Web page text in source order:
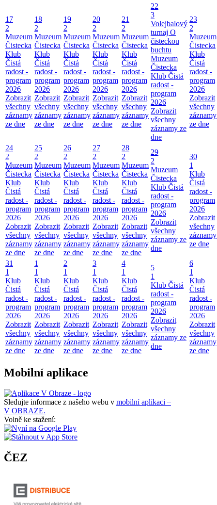
17
2
Muzeum
Čistecka
Klub
Čistá
radost -
program
2026
Zobrazit
všechny
záznamy
ze dne
18
2
Muzeum
Čistecka
Klub
Čistá
radost -
program
2026
Zobrazit
všechny
záznamy
ze dne
19
2
Muzeum
Čistecka
Klub
Čistá
radost -
program
2026
Zobrazit
všechny
záznamy
ze dne
20
2
Muzeum
Čistecka
Klub
Čistá
radost -
program
2026
Zobrazit
všechny
záznamy
ze dne
21
2
Muzeum
Čistecka
Klub
Čistá
radost -
program
2026
Zobrazit
všechny
záznamy
ze dne
22
3
Volejbalový
turnaj O
čisteckou
buchtu
Muzeum
Čistecka
Klub Čistá
radost -
program
2026
Zobrazit
všechny
záznamy ze
dne
23
2
Muzeum
Čistecka
Klub
Čistá
radost -
program
2026
Zobrazit
všechny
záznamy
ze dne
24
2
Muzeum
Čistecka
Klub
Čistá
radost -
program
2026
Zobrazit
všechny
záznamy
ze dne
25
2
Muzeum
Čistecka
Klub
Čistá
radost -
program
2026
Zobrazit
všechny
záznamy
ze dne
26
2
Muzeum
Čistecka
Klub
Čistá
radost -
program
2026
Zobrazit
všechny
záznamy
ze dne
27
2
Muzeum
Čistecka
Klub
Čistá
radost -
program
2026
Zobrazit
všechny
záznamy
ze dne
28
2
Muzeum
Čistecka
Klub
Čistá
radost -
program
2026
Zobrazit
všechny
záznamy
ze dne
29
2
Muzeum
Čistecka
Klub Čistá
radost -
program
2026
Zobrazit
všechny
záznamy ze
dne
30
1
Klub
Čistá
radost -
program
2026
Zobrazit
všechny
záznamy
ze dne
31
1
Klub
Čistá
radost -
program
2026
Zobrazit
všechny
záznamy
ze dne
1
1
Klub
Čistá
radost -
program
2026
Zobrazit
všechny
záznamy
ze dne
2
1
Klub
Čistá
radost -
program
2026
Zobrazit
všechny
záznamy
ze dne
3
1
Klub
Čistá
radost -
program
2026
Zobrazit
všechny
záznamy
ze dne
4
1
Klub
Čistá
radost -
program
2026
Zobrazit
všechny
záznamy
ze dne
5
1
Klub Čistá
radost -
program
2026
Zobrazit
všechny
záznamy ze
dne
6
1
Klub
Čistá
radost -
program
2026
Zobrazit
všechny
záznamy
ze dne
Mobilní aplikace
Sledujte informace z našeho webu v mobilní aplikaci –
V OBRAZE.
Volně ke stažení:
ČEZ